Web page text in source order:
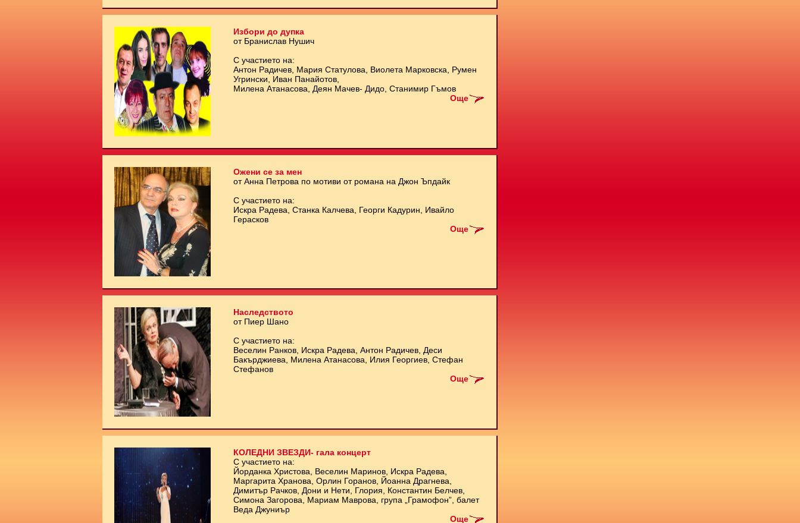
Избори до дупка
от Бранислав Нушич
С участието на:
Антон Радичев, Мария Статулова, Виолета Марковска, Румен
Угрински, Иван Панайотов,
Милена Атанасова, Деян Мачев- Дидо, Станимир Гъмов
Още
Ожени се за мен
от Анна Петрова по мотиви от романа на Джон Ъпдайк
С участието на:
Искра Радева, Станка Калчева, Георги Кадурин, Ивайло
Герасков
Още
Наследството
от Пиер Шано
С участието на:
Веселин Ранков, Искра Радева, Антон Радичев, Деси
Бакърджиева, Милена Атанасова, Илия Георгиев, Стефан
Стефанов
Още
КОЛЕДНИ ЗВЕЗДИ- гала концерт
С участието на:
Йорданка Христова, Веселин Маринов, Искра Радева,
Маргарита Хранова, Орлин Горанов, Йоанна Драгнева,
Димитър Рачков, Дони и Нети, Глория, Константин Белчев,
Симона Загорова, Мариам Маврова, група „Грамофон”, балет
Веда Джуниър
Още